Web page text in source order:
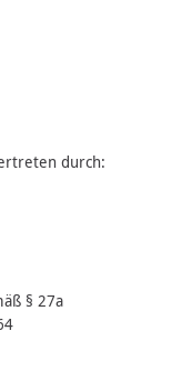
durch:
§ 27a